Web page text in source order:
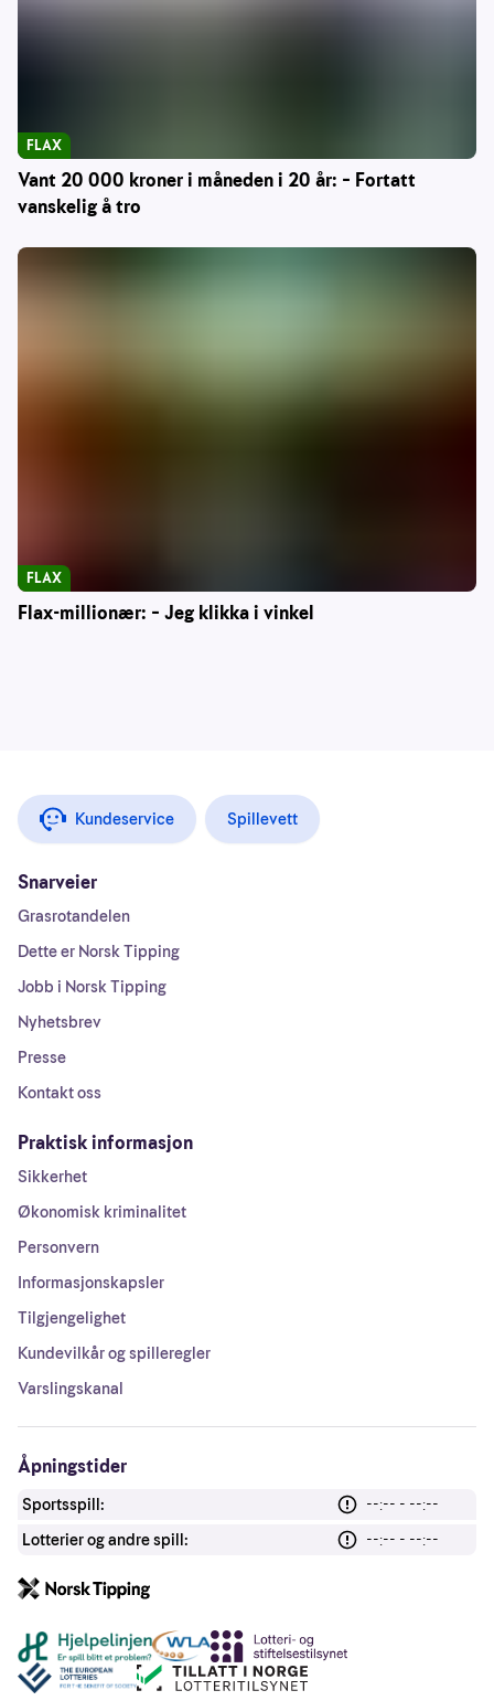
Vant 20 000 kroner i måneden i 20 år: – Fortatt
vanskelig å tro
FLAX
Flax-millionær: – Jeg klikka i vinkel
FLAX
Kundeservice Spillevett
Snarveier
Grasrotandelen
Dette er Norsk Tipping
Jobb i Norsk Tipping
Nyhetsbrev
Presse
Kontakt oss
Praktisk informasjon
Sikkerhet
Økonomisk kriminalitet
Personvern
Informasjonskapsler
Tilgjengelighet
Kundevilkår og spilleregler
Varslingskanal
Åpningstider
Sportsspill:
--:-- - --:--
Lotterier og andre spill:
--:-- - --:--
Andre lenker